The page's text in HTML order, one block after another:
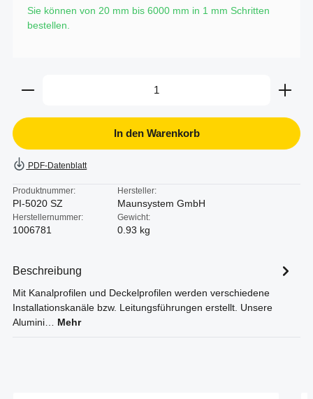
Sie können von 20 mm bis 6000 mm in 1 mm Schritten
bestellen.
Produkt Anzahl: Gib den gewünschten Wert ein
In den Warenkorb
PDF-Datenblatt
Produktnummer:
PI-5020 SZ
Hersteller:
Maunsystem GmbH
Herstellernummer:
1006781
Gewicht:
0.93 kg
Beschreibung
Mit Kanalprofilen und Deckelprofilen werden verschiedene
Installationskanäle bzw. Leitungsführungen erstellt. Unsere
Alumini… Mehr